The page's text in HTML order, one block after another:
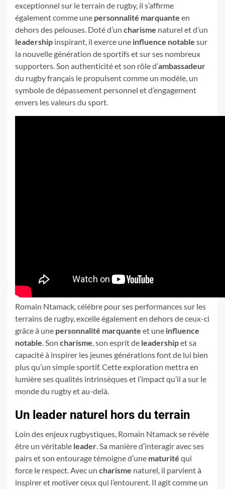
exceptionnel sur le terrain de rugby, il s’affirme
également comme une personnalité marquante en
dehors des pelouses. Doté d’un charisme naturel et d’un
leadership inspirant, il exerce une influence notable sur
la nouvelle génération de sportifs et sur ses nombreux
supporters. Son authenticité et son rôle d’ambassadeur
du rugby français le propulsent comme un modèle, un
symbole de dépassement personnel et d’engagement
envers les valeurs du sport.
Romain Ntamack, célèbre pour ses performances sur les
terrains de rugby, excelle également en dehors de ceux-ci
grâce à une personnalité marquante et une influence
notable. Son charisme, son esprit de leadershipet sa
capacité à inspirer les jeunes générations font de lui bien
plus qu’un simple sportif. Cette exploration mettra en
lumière ses qualités intrinsèques et l’impact qu’il a sur le
monde du rugby et au-delà.
Un leader naturel hors du terrain
Loin des enjeux rugbystiques, Romain Ntamack se révèle
être un véritable leader. Sa manière d’interagir avec ses
pairs et son entourage témoigne d’une maturité qui
force le respect. Avec un charisme naturel, il parvient à
inspirer et motiver ceux qui l’entourent. Il agit comme un